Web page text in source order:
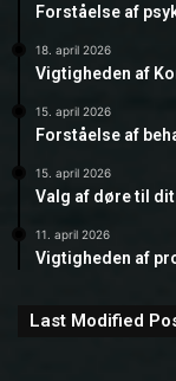
Forståelse af
18. april 2026
Vigtigheden af
15. april 2026
Forståelse af
15. april 2026
Valg af døre til
11. april 2026
Vigtigheden af
Last Modified